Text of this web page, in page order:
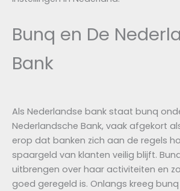
Bunq en De
Bank
Als Nederlandse bank staat bunq
Nederlandsche Bank, vaak afgekort als
erop dat banken zich aan de regels
spaargeld van klanten veilig blijft.
uitbrengen over haar activiteiten en
goed geregeld is. Onlangs kreeg